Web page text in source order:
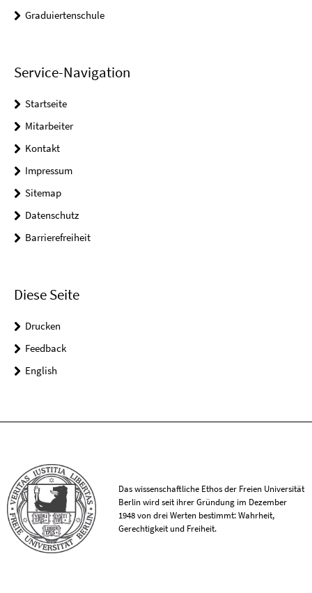
Graduiertenschule
Service-Navigation
Startseite
Mitarbeiter
Kontakt
Impressum
Sitemap
Datenschutz
Barrierefreiheit
Diese Seite
Drucken
Feedback
English
Das wissenschaftliche Ethos der Freien Universität
Berlin wird seit ihrer Gründung im Dezember
1948 von drei Werten bestimmt: Wahrheit,
Gerechtigkeit und Freiheit.